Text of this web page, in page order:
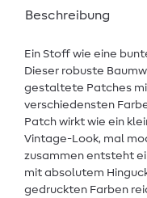
Beschreibung
Ein Stoff wie eine
Dieser robuste
gestaltete Patches
verschiedensten
Patch wirkt wie ein
Vintage-Look, mal
zusammen entsteht
mit absolutem
gedruckten Farben